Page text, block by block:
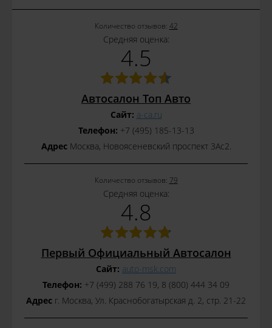
Количество отзывов: 42
Средняя оценка:
4.5
Автосалон Топ Авто
Сайт: a-ca.ru
Телефон: +7 (495) 185-13-13
АдресМосква, Новоясеневский проспект 3Ас2.
Количество отзывов: 79
Средняя оценка:
4.8
Первый Официальный Автосалон
Сайт: auto-msk.com
Телефон: +7 (499) 288 76 19, 8 (800) 444 34 09
Адрес г. Москва, Ул. Краснобогатырская д. 2, стр. 21-22